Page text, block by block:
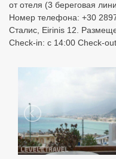
Подбор
Studios
Узнайте цены с